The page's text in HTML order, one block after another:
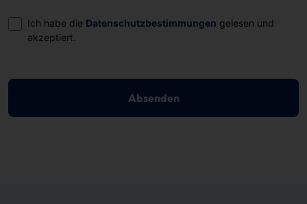
Einwilligung
Ich habe die Datenschutzbestimmungen gelesen und
akzeptiert.
Absenden